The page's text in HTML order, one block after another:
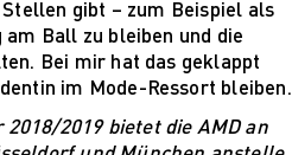
gibt – zum Beispiel als
Ball zu bleiben und die
Bei mir hat das geklappt
im Mode-Ressort bleiben.
2019 bietet die AMD an